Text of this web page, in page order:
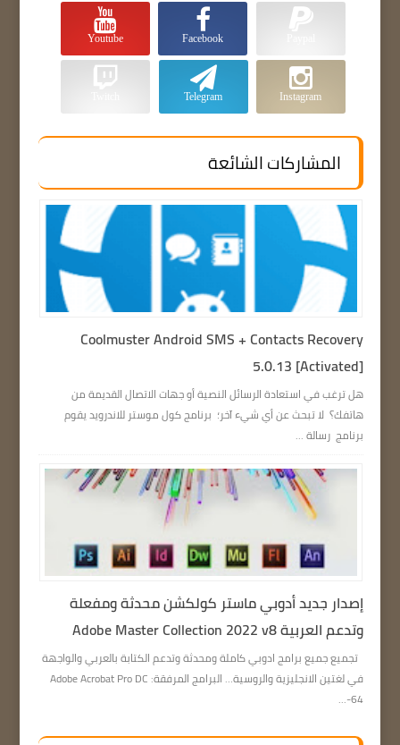
Facebook
Youtube
Instagram
Telegram
المشاركات الشائعة
Coolmuster Android SMS + Contacts Recovery
5.0.13 [Activated]
هل ترغب في استعادة الرسائل النصية أو جهات الاتصال القديمة من
هاتفك؟ لا تبحث عن أي شيء آخر؛ برنامج كول موستر للاندرويد يقوم
برنامج رسالة ...
إصدار جديد أدوبي ماستر كولكشن محدثة ومفعلة
وتدعم العربية Adobe Master Collection 2022 v8
تجميع جميع برامج ادوبي كاملة ومحدثة وتدعم الكتابة بالعربي والواجهة
في لغتين الانجليزية والروسية… البرامج المرفقة: Adobe Acrobat Pro DC
64-...